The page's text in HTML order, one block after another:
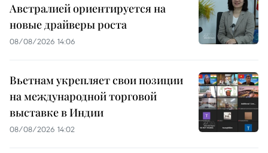
Австралией ориентируется на
новые драйверы роста
08/08/2026 14:06
Вьетнам укрепляет свои позиции
на международной торговой
выставке в Индии
08/08/2026 14:02